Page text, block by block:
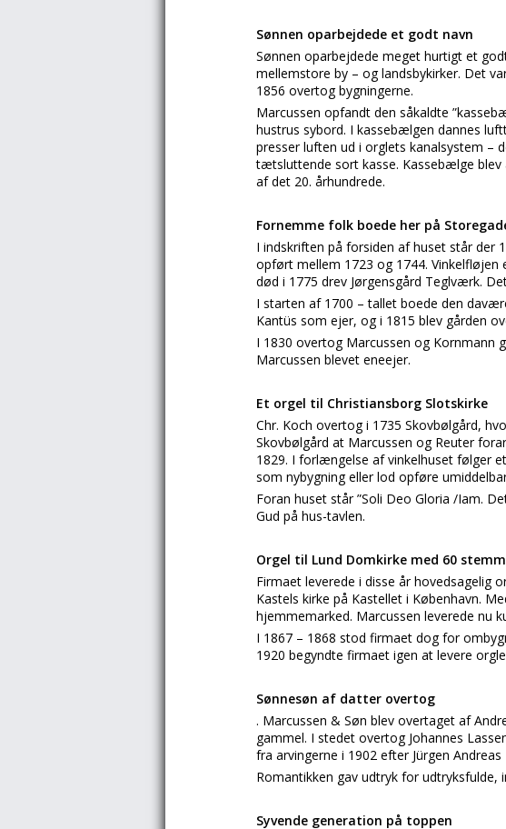
Sønnen oparbejdede et godt navn
Sønnen oparbejdede meget hurtigt et
mellemstore by – og landsbykirker. Det
1856 overtog bygningerne.
Marcussen opfandt den såkaldte
hustrus sybord. I kassebælgen dannes
presser luften ud i orglets kanalsystem –
tætsluttende sort kasse. Kassebælge blev
af det 20. århundrede.
Fornemme folk boede her på
I indskriften på forsiden af huset står der
opført mellem 1723 og 1744.
død i 1775 drev Jørgensgård Teglværk.
I starten af 1700 – tallet boede den
Kantüs som ejer, og i 1815 blev gården
I 1830 overtog Marcussen og Kornmann
Marcussen blevet eneejer.
Et orgel til Christiansborg Slotskirke
Chr. Koch overtog i 1735 Skovbølgård,
Skovbølgård at Marcussen og Reuter
1829. I forlængelse af vinkelhuset følger
som nybygning eller lod opføre
Foran huset står ”Soli Deo Gloria /Iam.
Gud på hus-tavlen.
Orgel til Lund Domkirke med 60
Firmaet leverede i disse år hovedsagelig
Kastels kirke på Kastellet i København.
hjemmemarked. Marcussen leverede nu
I 1867 – 1868 stod firmaet dog for
1920 begyndte firmaet igen at levere
Sønnesøn af datter overtog
. Marcussen & Søn blev overtaget af
gammel. I stedet overtog Johannes
fra arvingerne i 1902 efter Jürgen
Romantikken gav udtryk for
Syvende generation på toppen